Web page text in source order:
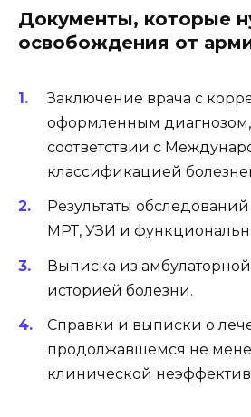
Документы, которые
освобождения от
Заключение врача с
оформленным диагнозом,
соответствии с
классификацией
Результаты обследований
МРТ, УЗИ и
Выписка из
историей болезни.
Справки и выписки о
продолжавшемся не
клинической